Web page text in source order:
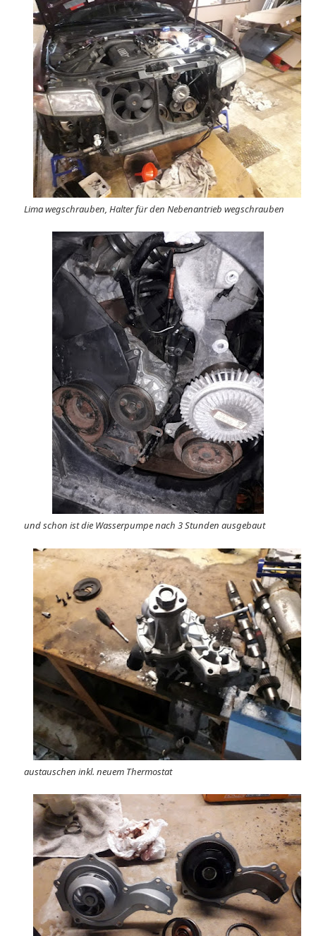
Lima wegschrauben, Halter für den Nebenantrieb wegschrauben
und schon ist die Wasserpumpe nach 3 Stunden ausgebaut
austauschen inkl. neuem Thermostat